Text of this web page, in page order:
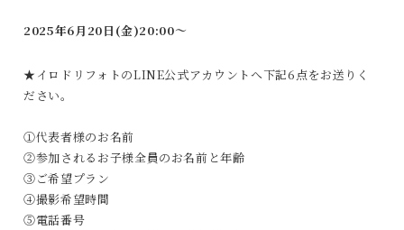
2025年6月20日(金)20:00～
★イロドリフォトのLINE公式アカウントへ下記6点をお送りく
ださい。
①代表者様のお名前
②参加されるお子様全員のお名前と年齢
③ご希望プラン
④撮影希望時間
⑤電話番号